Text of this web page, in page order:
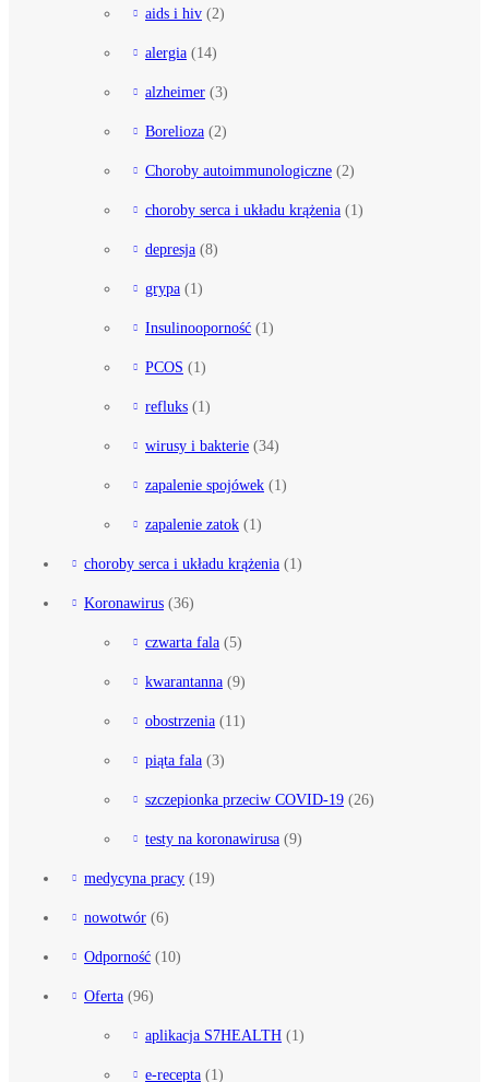
aids i hiv (2)
alergia (14)
alzheimer (3)
Borelioza (2)
Choroby autoimmunologiczne (2)
choroby serca i układu krążenia (1)
depresja (8)
grypa (1)
Insulinooporność (1)
PCOS (1)
refluks (1)
wirusy i bakterie (34)
zapalenie spojówek (1)
zapalenie zatok (1)
choroby serca i układu krążenia (1)
Koronawirus (36)
czwarta fala (5)
kwarantanna (9)
obostrzenia (11)
piąta fala (3)
szczepionka przeciw COVID-19 (26)
testy na koronawirusa (9)
medycyna pracy (19)
nowotwór (6)
Odporność (10)
Oferta (96)
aplikacja S7HEALTH (1)
e-recepta (1)